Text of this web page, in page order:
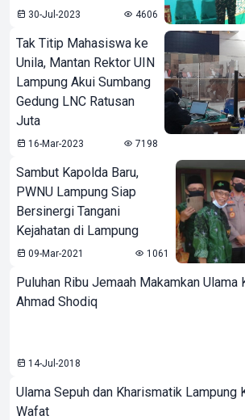
30-Jul-2023 4606
Tak Titip Mahasiswa ke
Unila, Mantan Rektor UIN
Lampung Akui Sumbang
Gedung LNC Ratusan
Juta
16-Mar-2023 7198
Sambut Kapolda Baru,
PWNU Lampung Siap
Bersinergi Tangani
Kejahatan di Lampung
09-Mar-2021 1061
Puluhan Ribu Jemaah Makamkan Ulama
Ahmad Shodiq
14-Jul-2018
Ulama Sepuh dan Kharismatik Lampung
Wafat